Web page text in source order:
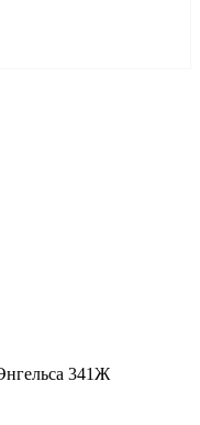
341Ж